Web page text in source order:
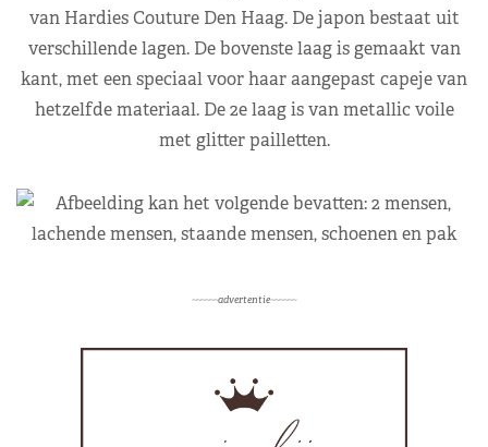
van Hardies Couture Den Haag. De japon bestaat uit
verschillende lagen. De bovenste laag is gemaakt van
kant, met een speciaal voor haar aangepast capeje van
hetzelfde materiaal. De 2e laag is van metallic voile
met glitter pailletten.
~~~~~~advertentie~~~~~~